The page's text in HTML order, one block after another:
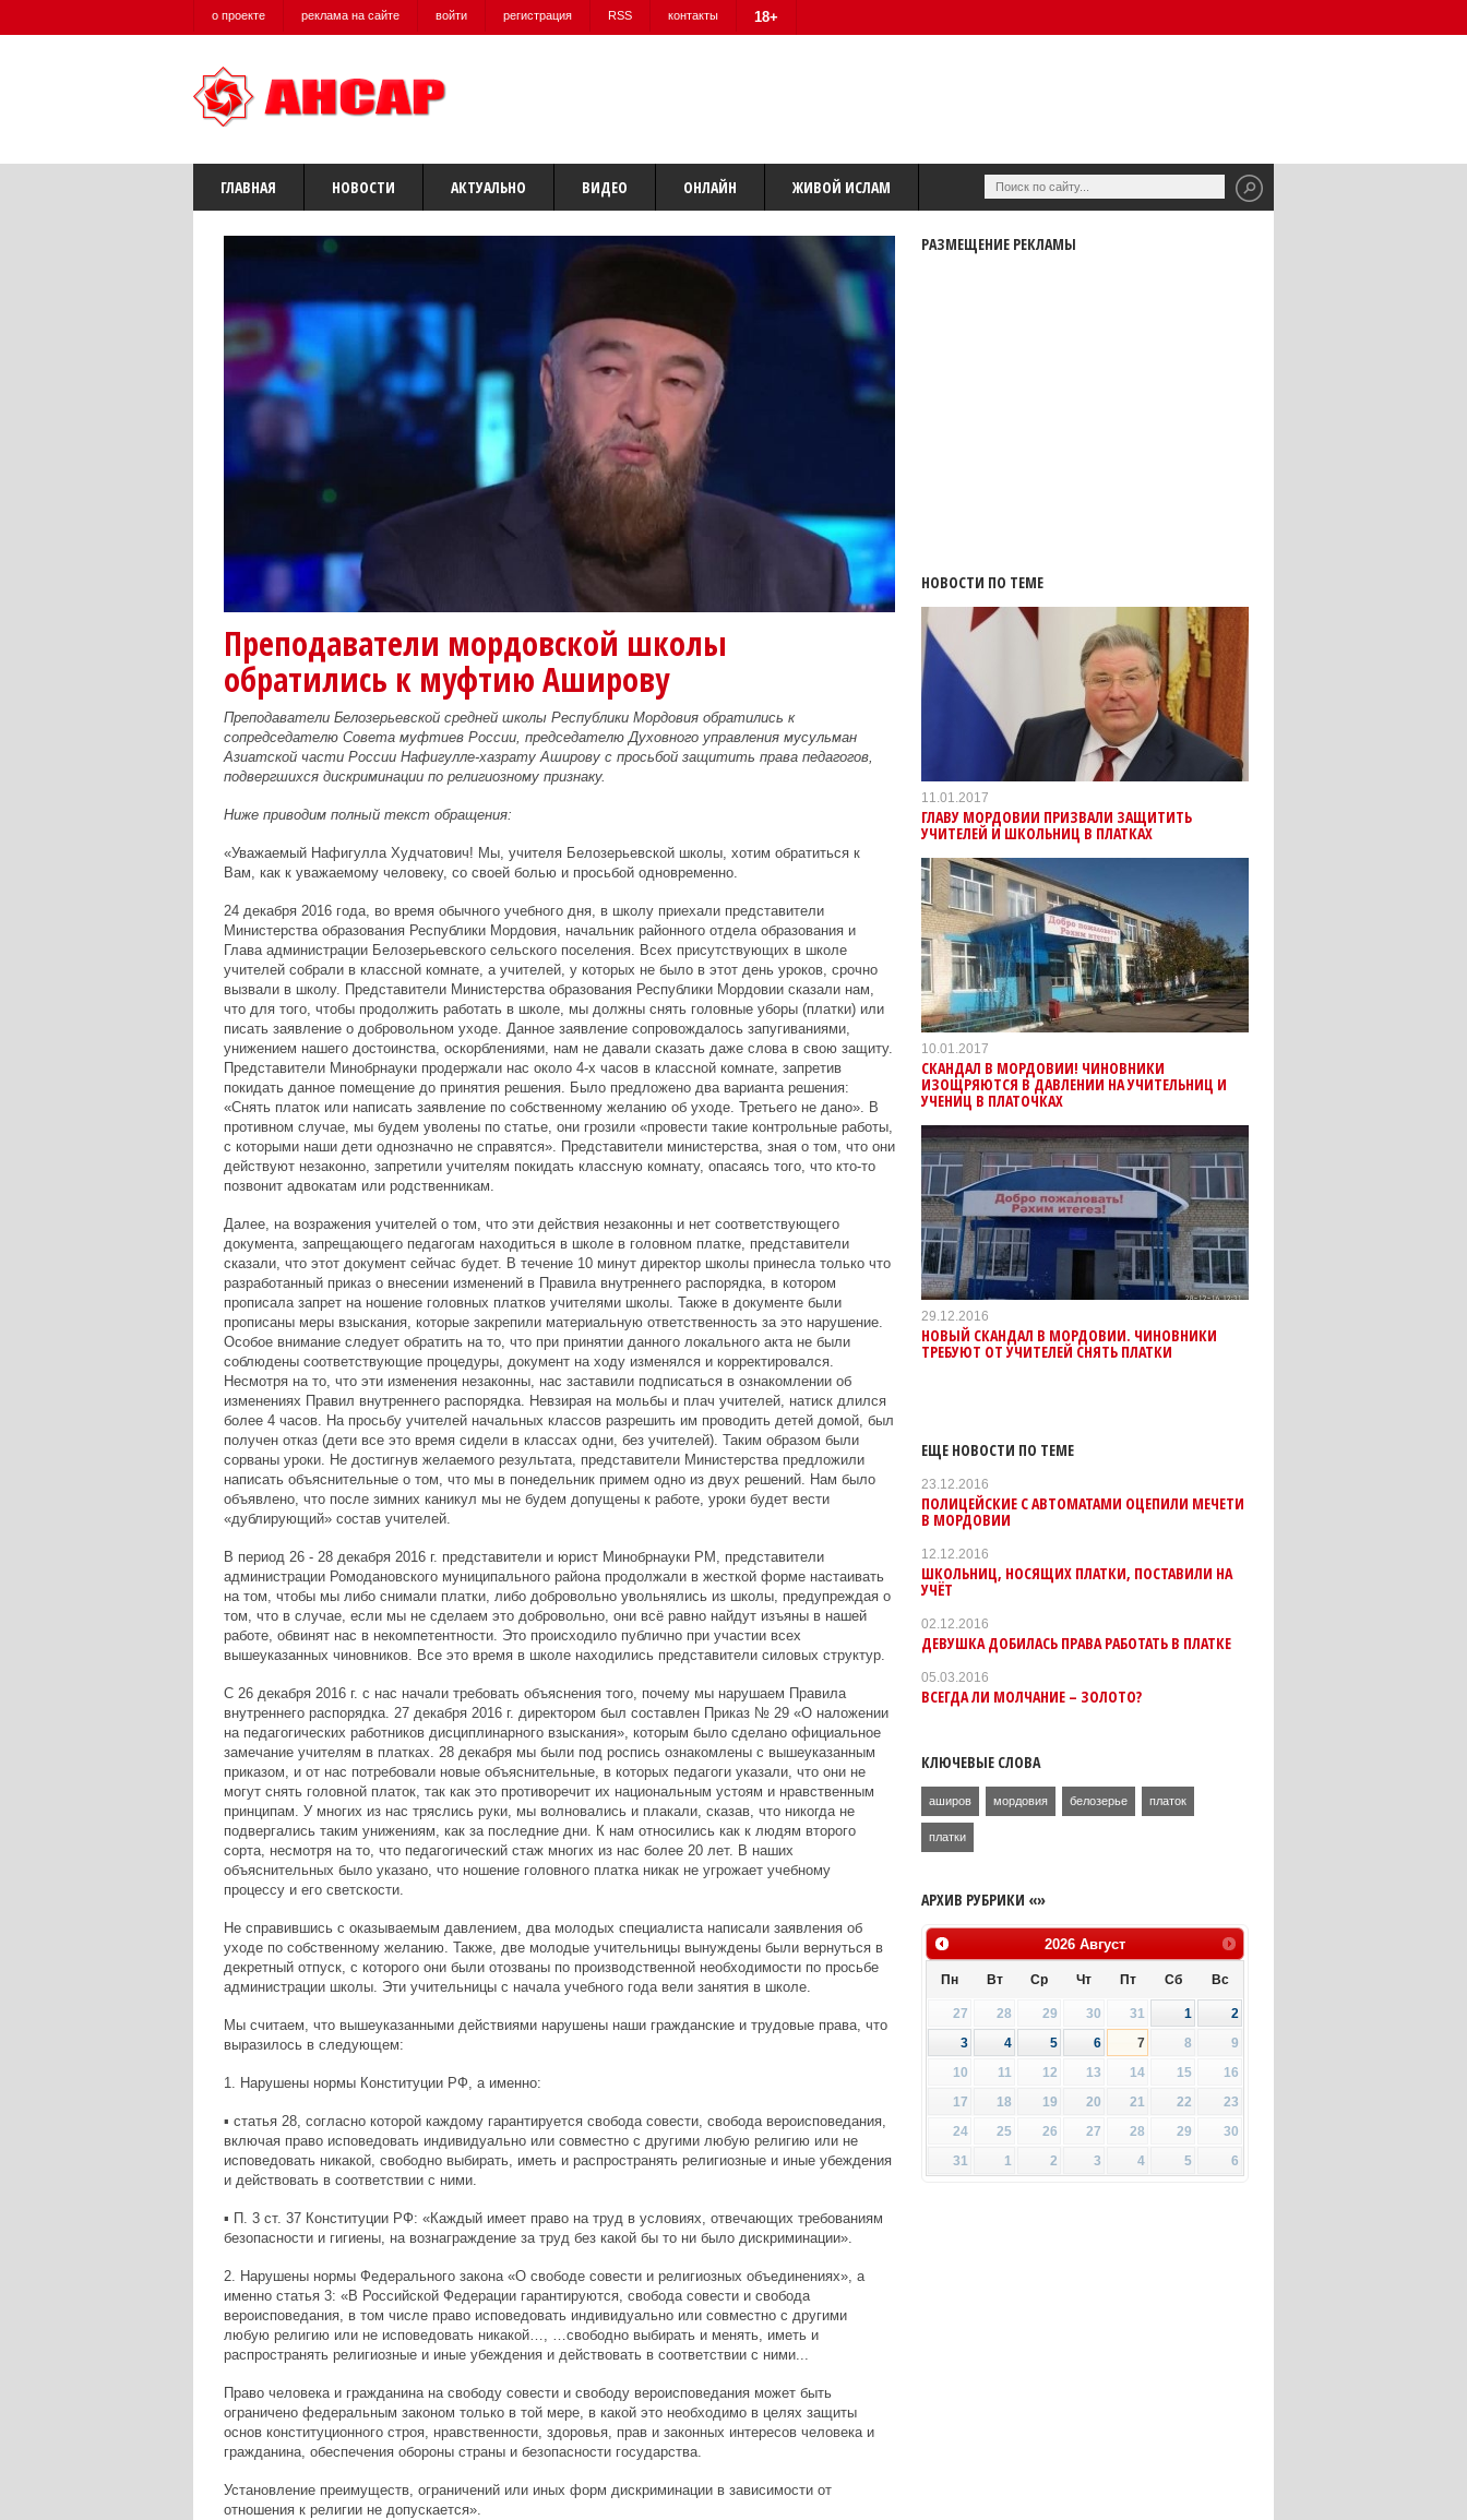
о проекте реклама на сайте войти регистрация RSS контакты 18+
ГЛАВНАЯ НОВОСТИ АКТУАЛЬНО ВИДЕО ОНЛАЙН ЖИВОЙ ИСЛАМ
Преподаватели мордовской школы
обратились к муфтию Аширову
Преподаватели Белозерьевской средней школы Республики Мордовия обратились к
сопредседателю Совета муфтиев России, председателю Духовного управления мусульман
Азиатской части России Нафигулле-хазрату Аширову с просьбой защитить права педагогов,
подвергшихся дискриминации по религиозному признаку.
Ниже приводим полный текст обращения:
«Уважаемый Нафигулла Худчатович! Мы, учителя Белозерьевской школы, хотим обратиться к
Вам, как к уважаемому человеку, со своей болью и просьбой одновременно.
24 декабря 2016 года, во время обычного учебного дня, в школу приехали представители
Министерства образования Республики Мордовия, начальник районного отдела образования и
Глава администрации Белозерьевского сельского поселения. Всех присутствующих в школе
учителей собрали в классной комнате, а учителей, у которых не было в этот день уроков, срочно
вызвали в школу. Представители Министерства образования Республики Мордовии сказали нам,
что для того, чтобы продолжить работать в школе, мы должны снять головные уборы (платки) или
писать заявление о добровольном уходе. Данное заявление сопровождалось запугиваниями,
унижением нашего достоинства, оскорблениями, нам не давали сказать даже слова в свою защиту.
Представители Минобрнауки продержали нас около 4-х часов в классной комнате, запретив
покидать данное помещение до принятия решения. Было предложено два варианта решения:
«Снять платок или написать заявление по собственному желанию об уходе. Третьего не дано». В
противном случае, мы будем уволены по статье, они грозили «провести такие контрольные работы,
с которыми наши дети однозначно не справятся». Представители министерства, зная о том, что они
действуют незаконно, запретили учителям покидать классную комнату, опасаясь того, что кто-то
позвонит адвокатам или родственникам.
Далее, на возражения учителей о том, что эти действия незаконны и нет соответствующего
документа, запрещающего педагогам находиться в школе в головном платке, представители
сказали, что этот документ сейчас будет. В течение 10 минут директор школы принесла только что
разработанный приказ о внесении изменений в Правила внутреннего распорядка, в котором
прописала запрет на ношение головных платков учителями школы. Также в документе были
прописаны меры взыскания, которые закрепили материальную ответственность за это нарушение.
Особое внимание следует обратить на то, что при принятии данного локального акта не были
соблюдены соответствующие процедуры, документ на ходу изменялся и корректировался.
Несмотря на то, что эти изменения незаконны, нас заставили подписаться в ознакомлении об
изменениях Правил внутреннего распорядка. Невзирая на мольбы и плач учителей, натиск длился
более 4 часов. На просьбу учителей начальных классов разрешить им проводить детей домой, был
получен отказ (дети все это время сидели в классах одни, без учителей). Таким образом были
сорваны уроки. Не достигнув желаемого результата, представители Министерства предложили
написать объяснительные о том, что мы в понедельник примем одно из двух решений. Нам было
объявлено, что после зимних каникул мы не будем допущены к работе, уроки будет вести
«дублирующий» состав учителей.
В период 26 - 28 декабря 2016 г. представители и юрист Минобрнауки РМ, представители
администрации Ромодановского муниципального района продолжали в жесткой форме настаивать
на том, чтобы мы либо снимали платки, либо добровольно увольнялись из школы, предупреждая о
том, что в случае, если мы не сделаем это добровольно, они всё равно найдут изъяны в нашей
работе, обвинят нас в некомпетентности. Это происходило публично при участии всех
вышеуказанных чиновников. Все это время в школе находились представители силовых структур.
С 26 декабря 2016 г. с нас начали требовать объяснения того, почему мы нарушаем Правила
внутреннего распорядка. 27 декабря 2016 г. директором был составлен Приказ № 29 «О наложении
на педагогических работников дисциплинарного взыскания», которым было сделано официальное
замечание учителям в платках. 28 декабря мы были под роспись ознакомлены с вышеуказанным
приказом, и от нас потребовали новые объяснительные, в которых педагоги указали, что они не
могут снять головной платок, так как это противоречит их национальным устоям и нравственным
принципам. У многих из нас тряслись руки, мы волновались и плакали, сказав, что никогда не
подвергались таким унижениям, как за последние дни. К нам относились как к людям второго
сорта, несмотря на то, что педагогический стаж многих из нас более 20 лет. В наших
объяснительных было указано, что ношение головного платка никак не угрожает учебному
процессу и его светскости.
Не справившись с оказываемым давлением, два молодых специалиста написали заявления об
уходе по собственному желанию. Также, две молодые учительницы вынуждены были вернуться в
декретный отпуск, с которого они были отозваны по производственной необходимости по просьбе
администрации школы. Эти учительницы с начала учебного года вели занятия в школе.
Мы считаем, что вышеуказанными действиями нарушены наши гражданские и трудовые права, что
выразилось в следующем:
1. Нарушены нормы Конституции РФ, а именно:
▪ статья 28, согласно которой каждому гарантируется свобода совести, свобода вероисповедания,
включая право исповедовать индивидуально или совместно с другими любую религию или не
исповедовать никакой, свободно выбирать, иметь и распространять религиозные и иные убеждения
и действовать в соответствии с ними.
▪ П. 3 ст. 37 Конституции РФ: «Каждый имеет право на труд в условиях, отвечающих требованиям
безопасности и гигиены, на вознаграждение за труд без какой бы то ни было дискриминации».
2. Нарушены нормы Федерального закона «О свободе совести и религиозных объединениях», а
именно статья 3: «В Российской Федерации гарантируются, свобода совести и свобода
вероисповедания, в том числе право исповедовать индивидуально или совместно с другими
любую религию или не исповедовать никакой…, …свободно выбирать и менять, иметь и
распространять религиозные и иные убеждения и действовать в соответствии с ними...
Право человека и гражданина на свободу совести и свободу вероисповедания может быть
ограничено федеральным законом только в той мере, в какой это необходимо в целях защиты
основ конституционного строя, нравственности, здоровья, прав и законных интересов человека и
гражданина, обеспечения обороны страны и безопасности государства.
Установление преимуществ, ограничений или иных форм дискриминации в зависимости от
отношения к религии не допускается».
РАЗМЕЩЕНИЕ РЕКЛАМЫ
НОВОСТИ ПО ТЕМЕ
11.01.2017
ГЛАВУ МОРДОВИИ ПРИЗВАЛИ ЗАЩИТИТЬ
УЧИТЕЛЕЙ И ШКОЛЬНИЦ В ПЛАТКАХ
10.01.2017
СКАНДАЛ В МОРДОВИИ! ЧИНОВНИКИ
ИЗОЩРЯЮТСЯ В ДАВЛЕНИИ НА УЧИТЕЛЬНИЦ И
УЧЕНИЦ В ПЛАТОЧКАХ
29.12.2016
НОВЫЙ СКАНДАЛ В МОРДОВИИ. ЧИНОВНИКИ
ТРЕБУЮТ ОТ УЧИТЕЛЕЙ СНЯТЬ ПЛАТКИ
ЕЩЕ НОВОСТИ ПО ТЕМЕ
23.12.2016
ПОЛИЦЕЙСКИЕ С АВТОМАТАМИ ОЦЕПИЛИ МЕЧЕТИ
В МОРДОВИИ
12.12.2016
ШКОЛЬНИЦ, НОСЯЩИХ ПЛАТКИ, ПОСТАВИЛИ НА
УЧЁТ
02.12.2016
ДЕВУШКА ДОБИЛАСЬ ПРАВА РАБОТАТЬ В ПЛАТКЕ
05.03.2016
ВСЕГДА ЛИ МОЛЧАНИЕ – ЗОЛОТО?
КЛЮЧЕВЫЕ СЛОВА
аширов мордовия белозерье платок
платки
АРХИВ РУБРИКИ «»
2026 Август
Пн Вт Ср Чт Пт Сб Вс
27 28 29 30 31 1
2
3
4 5 6 7 8
9
10
11 12 13 14 15
16
17
18 19 20 21 22
23
24
25 26 27 28 29
30
31
1 2 3 4 5 6